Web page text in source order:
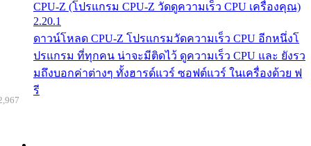
CPU-Z (โปรแกรม CPU-Z วัดดูความเร็ว CPU เครื่องคุณ)
2.20.1
ดาวน์โหลด CPU-Z โปรแกรมวัดความเร็ว CPU อีกหนึ่งโ
ปรแกรม ที่ทุกคน น่าจะมีติดไว้ ดูความเร็ว CPU และ ยังรว
มถึงบอกค่าต่างๆ ทั้งฮารด์แวร์ ซอฟต์แวร์ ในเครื่องด้วย ฟ
รี